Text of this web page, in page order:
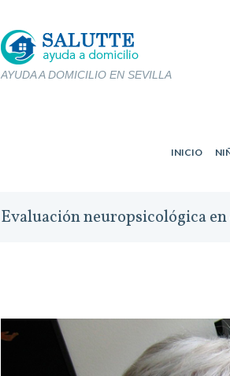
AYUDA A DOMICILIO EN SEVILLA
INICIO
Evaluación neuropsicológica